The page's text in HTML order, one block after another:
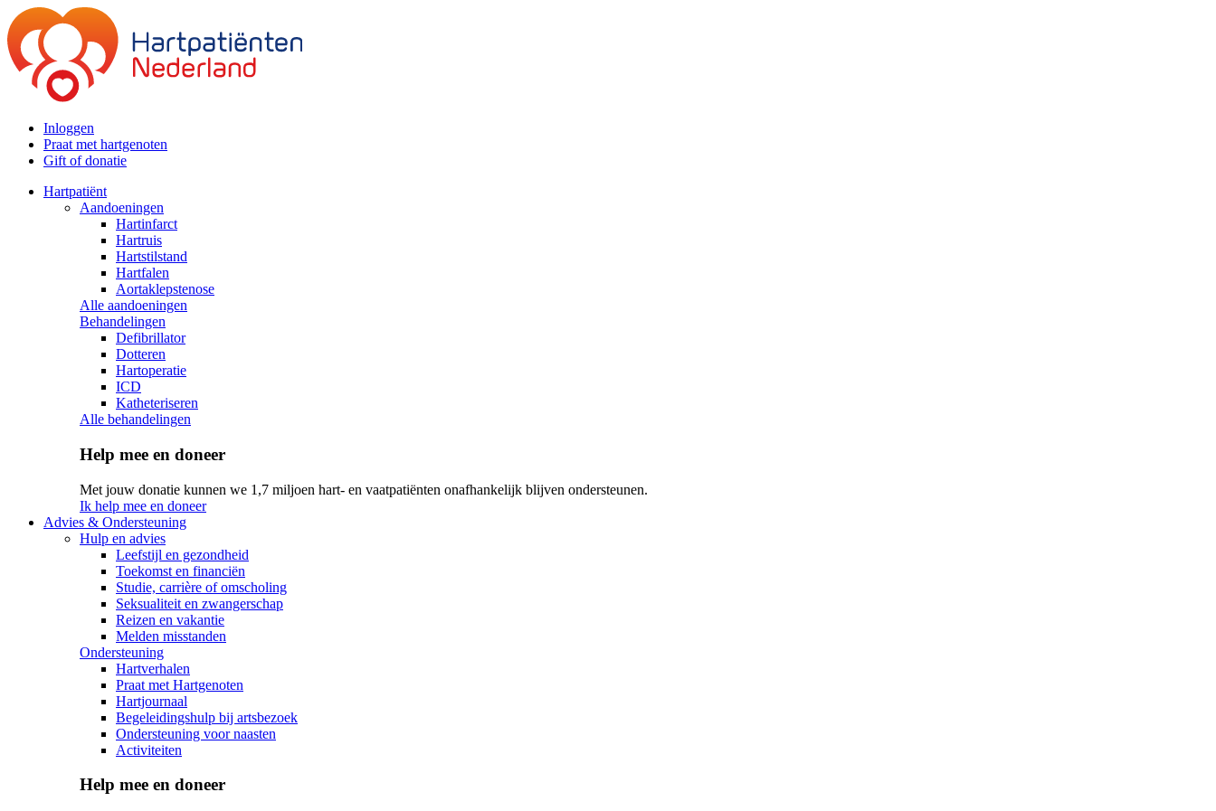
Inloggen
Praat met hartgenoten
Gift of donatie
Hartpatiënt
Aandoeningen
Hartinfarct
Hartruis
Hartstilstand
Hartfalen
Aortaklepstenose
Alle aandoeningen
Behandelingen
Defibrillator
Dotteren
Hartoperatie
ICD
Katheteriseren
Alle behandelingen
Help mee en doneer
Met jouw donatie kunnen we 1,7 miljoen hart- en vaatpatiënten onafhankelijk blijven ondersteunen.
Ik help mee en doneer
Advies & Ondersteuning
Hulp en advies
Leefstijl en gezondheid
Toekomst en financiën
Studie, carrière of omscholing
Seksualiteit en zwangerschap
Reizen en vakantie
Melden misstanden
Ondersteuning
Hartverhalen
Praat met Hartgenoten
Hartjournaal
Begeleidingshulp bij artsbezoek
Ondersteuning voor naasten
Activiteiten
Help mee en doneer